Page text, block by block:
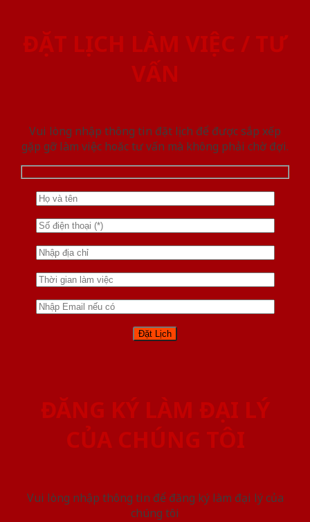
ĐẶT LỊCH LÀM VIỆC / TƯ
VẤN
Vui lòng nhập thông tin đặt lịch để được sắp xếp
gặp gỡ làm việc hoăc tư vấn mà không phải chờ đợi.
ĐĂNG KÝ LÀM ĐẠI LÝ
CỦA CHÚNG TÔI
Vui lòng nhập thông tin để đăng ký làm đại lý của
chúng tôi